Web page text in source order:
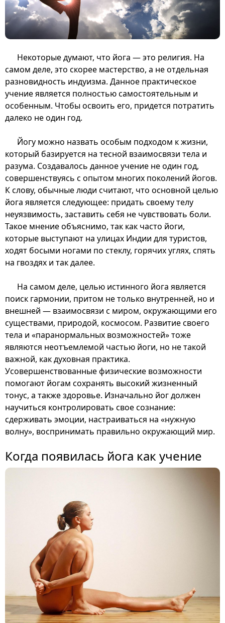
Некоторые думают, что йога — это религия. На
самом деле, это скорее мастерство, а не отдельная
разновидность индуизма. Данное практическое
учение является полностью самостоятельным и
особенным. Чтобы освоить его, придется потратить
далеко не один год.
Йогу можно назвать особым подходом к жизни,
который базируется на тесной взаимосвязи тела и
разума. Создавалось данное учение не один год,
совершенствуясь с опытом многих поколений йогов.
К слову, обычные люди считают, что основной целью
йога является следующее: придать своему телу
неуязвимость, заставить себя не чувствовать боли.
Такое мнение объяснимо, так как часто йоги,
которые выступают на улицах Индии для туристов,
ходят босыми ногами по стеклу, горячих углях, спять
на гвоздях и так далее.
На самом деле, целью истинного йога является
поиск гармонии, притом не только внутренней, но и
внешней — взаимосвязи с миром, окружающими его
существами, природой, космосом. Развитие своего
тела и «паранормальных возможностей» тоже
являются неотъемлемой частью йоги, но не такой
важной, как духовная практика.
Усовершенствованные физические возможности
помогают йогам сохранять высокий жизненный
тонус, а также здоровье. Изначально йог должен
научиться контролировать свое сознание:
сдерживать эмоции, настраиваться на «нужную
волну», воспринимать правильно окружающий мир.
Когда появилась йога как учение